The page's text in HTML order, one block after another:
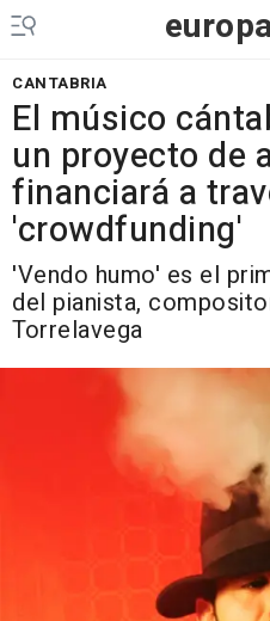
CANTABRIA
El músico
un proyecto de
financiará a
'crowdfunding'
'Vendo humo' es el
del pianista,
Torrelavega